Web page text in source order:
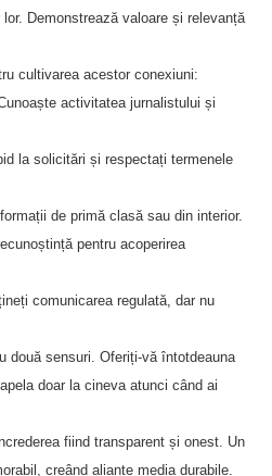
Demonstrează valoare și relevanță
cultivarea acestor conexiuni:
activitatea jurnalistului și
la solicitări și respectați termenele
de primă clasă sau din interior.
pentru acoperirea
comunicarea regulată, dar nu
două sensuri. Oferiți-vă întotdeauna
doar la cineva atunci când ai
fiind transparent și onest. Un
creând alianțe media durabile.